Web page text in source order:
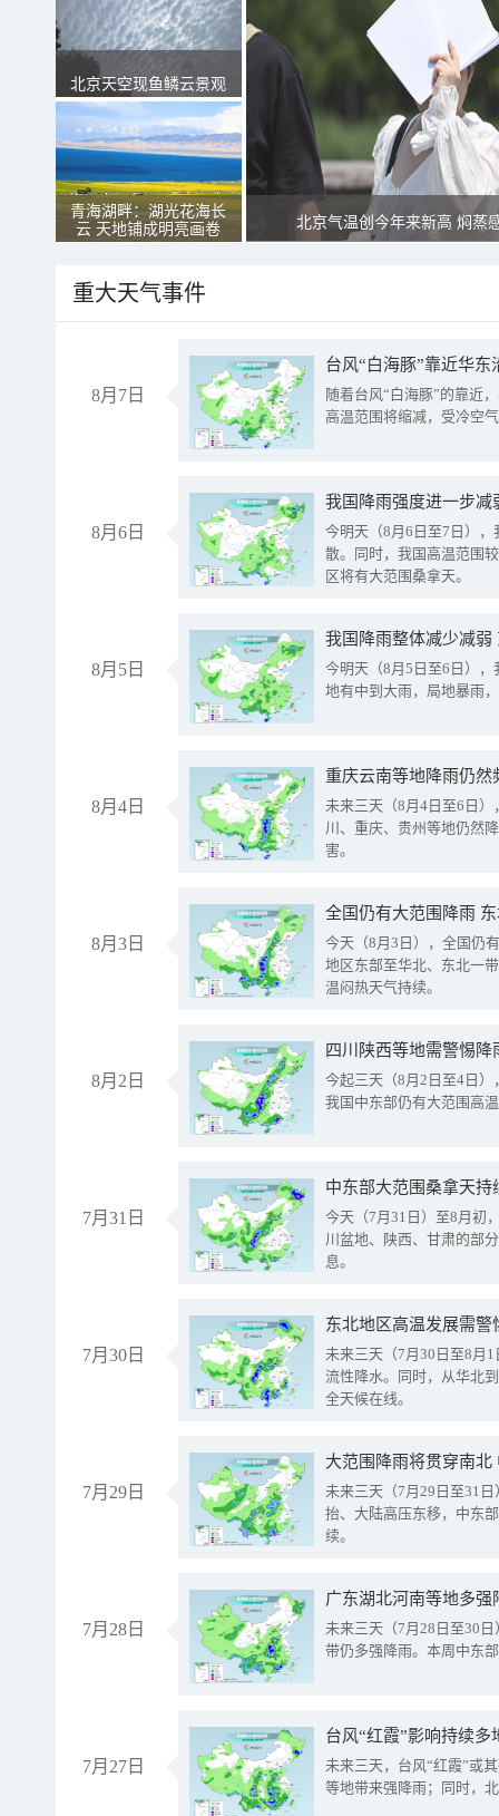
北京天空现鱼鳞云景观
青海湖畔：湖光花海长
云 天地铺成明亮画卷
北京气温创今年来新高 焖蒸
重大天气事件
8月7日
台风“白海豚”靠近华
随着台风“白海豚”的靠近
高温范围将缩减，受冷空
8月6日
今明天（8月6日至7日）
散。同时，我国高温范围
区将有大范围桑拿天。
8月5日
我国降雨整体减少减弱
今明天（8月5日至6日）
地有中到大雨，局地暴雨
8月4日
重庆云南等地降雨仍然
未来三天（8月4日至6日
川、重庆、贵州等地仍然
害。
8月3日
全国仍有大范围降雨
今天（8月3日），全国仍
地区东部至华北、东北一
温闷热天气持续。
8月2日
今起三天（8月2日至4日
我国中东部仍有大范围高
7月31日
中东部大范围桑拿天
今天（7月31日）至8月初
川盆地、陕西、甘肃的部
息。
7月30日
东北地区高温发展需
未来三天（7月30日至8月
流性降水。同时，从华北
全天候在线。
7月29日
大范围降雨将贯穿南
未来三天（7月29日至31
抬、大陆高压东移，中东
续。
7月28日
广东湖北河南等地多
未来三天（7月28日至30
带仍多强降雨。本周中东
7月27日
台风“红霞”影响持续
未来三天，台风“红霞”或
等地带来强降雨；同时，